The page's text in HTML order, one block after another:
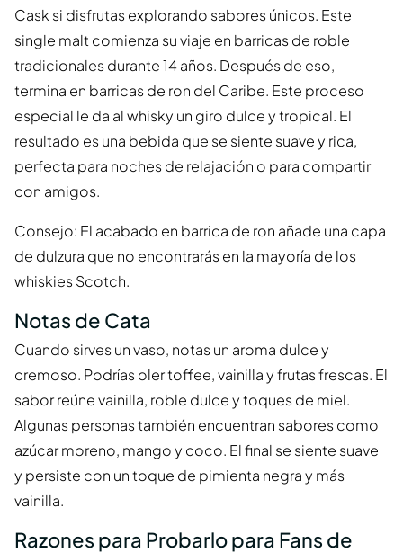
Cask si disfrutas explorando sabores únicos. Este
single malt comienza su viaje en barricas de roble
tradicionales durante 14 años. Después de eso,
termina en barricas de ron del Caribe. Este proceso
especial le da al whisky un giro dulce y tropical. El
resultado es una bebida que se siente suave y rica,
perfecta para noches de relajación o para compartir
con amigos.
Consejo: El acabado en barrica de ron añade una capa
de dulzura que no encontrarás en la mayoría de los
whiskies Scotch.
Notas de Cata
Cuando sirves un vaso, notas un aroma dulce y
cremoso. Podrías oler toffee, vainilla y frutas frescas. El
sabor reúne vainilla, roble dulce y toques de miel.
Algunas personas también encuentran sabores como
azúcar moreno, mango y coco. El final se siente suave
y persiste con un toque de pimienta negra y más
vainilla.
Razones para Probarlo para Fans de